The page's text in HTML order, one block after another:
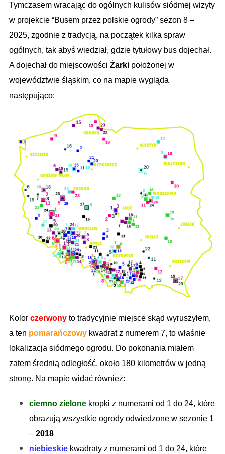
Tymczasem wracając do ogólnych kulisów siódmej wizyty
w projekcie “Busem przez polskie ogrody” sezon 8 –
2025, zgodnie z tradycją, na początek kilka spraw
ogólnych, tak abyś wiedział, gdzie tytułowy bus dojechał.
A dojechał do miejscowości Żarkipołożonej w
województwie śląskim, co na mapie wygląda
następująco:
Kolor czerwony to tradycyjnie miejsce skąd wyruszyłem,
a ten pomarańczowykwadrat z numerem 7, to właśnie
lokalizacja siódmego ogrodu. Do pokonania miałem
zatem średnią odległość, około 180 kilometrów w jedną
stronę. Na mapie widać również:
ciemno zielonekropki z numerami od 1 do 24, które
obrazują wszystkie ogrody odwiedzone w sezonie 1
– 2018
niebieskiekwadraty z numerami od 1 do 24, które